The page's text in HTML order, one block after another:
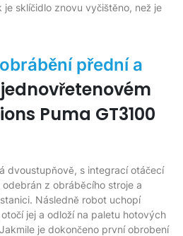
sklíčidlo znovu vyčištěno, než je
přední a
Puma GT3100
dvoustupňově, s integrací otáčecí
z obráběcího stroje a
Následně robot uchopí
jej a odloží na paletu hotových
je dokončeno první obrobení